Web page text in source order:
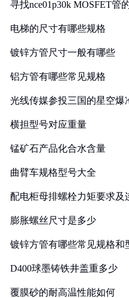
寻找nce01p30k MOSFET管
电梯的尺寸有哪些规格
镀锌方管尺寸一般有哪些
铝方管有哪些常见规格
光线传媒参投三国的星空爆
横担型号对应重量
锰矿石产品化合水含量
曲臂车规格型号大全
配电柜母排螺栓力矩要求及
膨胀螺丝尺寸是多少
镀锌方管有哪些常见规格和
D400球墨铸铁井盖重多少
覆膜砂的耐高温性能如何